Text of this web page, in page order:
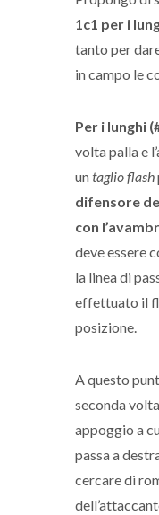
1c1 per i
tanto per
in campo le
Per i lunghi
volta palla e
untaglio flash
difensore
con
deve essere
la linea di
effettuato il
posizione.
A questo
seconda
appoggio a
passa a
cercare di